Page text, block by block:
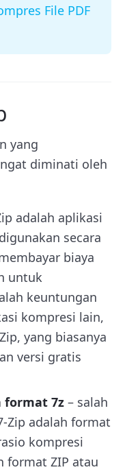
File PDF
yang
diminati oleh
adalah aplikasi
secara
biaya
untuk
keuntungan
kompresi lain,
yang biasanya
versi gratis
format 7z – salah
Zip adalah format
kompresi
format ZIP atau